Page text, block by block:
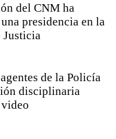
del CNM ha
presidencia en la
Justicia
de la Policía
disciplinaria
video